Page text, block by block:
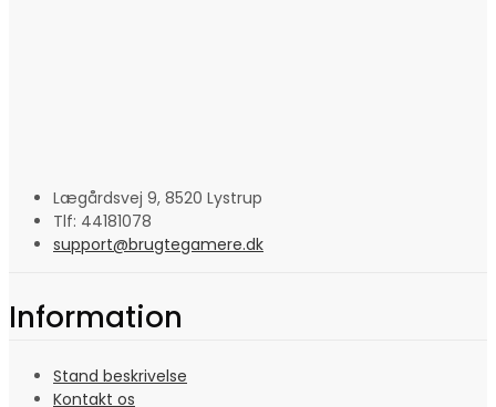
Lægårdsvej 9, 8520 Lystrup
Tlf: 44181078
support@brugtegamere.dk
Information
Stand beskrivelse
Kontakt os